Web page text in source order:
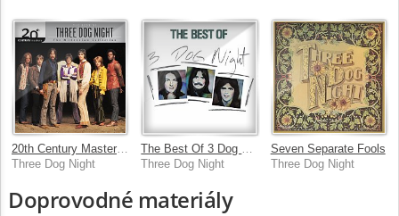
20th Century Masters: The Millennium Collection: Best Of Three Dog Night
Three Dog Night
The Best Of 3 Dog Night
Three Dog Night
Seven Separate Fools
Three Dog Night
Doprovodné materiály